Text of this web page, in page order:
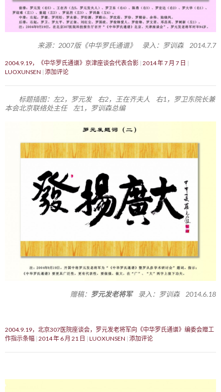
来源：2007版《中华罗氏通谱》 录入：罗训森 2014.7.7
2004.9.19，《中华罗氏通谱》京津座谈会代表合影 2014 年 7 月 7 日
LUOXUNSEN 添加评论
标题插图：左2，罗元发 右2，王在齐夫人 右1，罗卫东院长兼
本会北京联络处主任 左1，罗训森总编
赠稿： 罗元发老将军录入：罗训森 2014.6.18
2004.9.19，北京307医院座谈会，罗元发老将军向《中华罗氏通谱》编委会赠工
作指示条幅 2014 年 6 月 21 日 LUOXUNSEN 添加评论